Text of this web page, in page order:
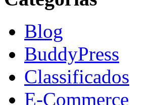
Blog
BuddyPress
Classificados
E-Commerce